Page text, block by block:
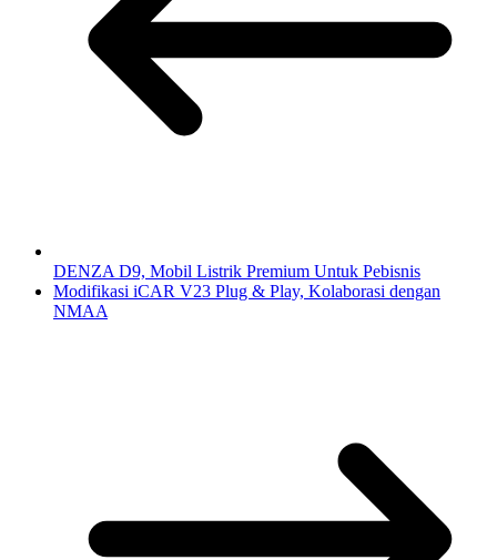
DENZA D9, Mobil Listrik Premium Untuk Pebisnis
Modifikasi iCAR V23 Plug & Play, Kolaborasi dengan
NMAA